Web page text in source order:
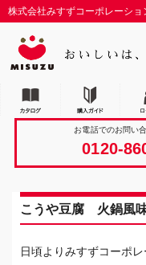
株式会社みすずコーポレーシ
お電話でのお問い
0120-
こうや豆腐 火鍋風
日頃よりみすずコーポ